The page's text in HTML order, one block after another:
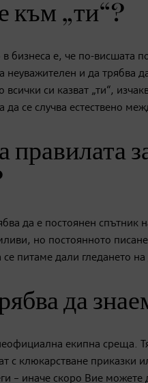
към „ти“?
бизнеса е, че по-висшата
неуважителен и да трябва
всички си казват „ти“,
да се случва естествено
правилата
да е постоянен
но постоянното
се питаме дали гледането
да
екипна среща.
с клюкарстване приказки
– иначе скоро Вие